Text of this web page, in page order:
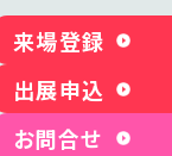
来場登録
出展申込
お問合せ